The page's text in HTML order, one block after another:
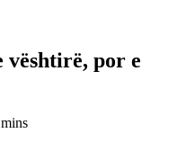
vështirë, por e